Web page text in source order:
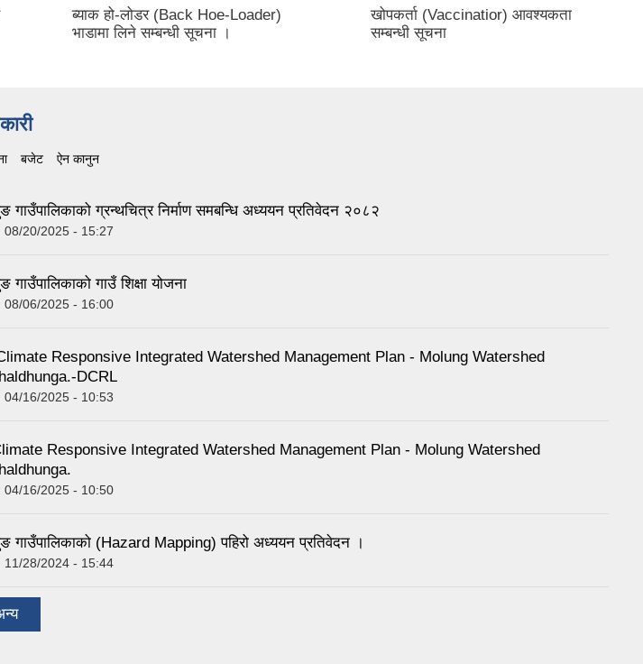
ब्याक हो-लोडर (Back Hoe-Loader)
भाडामा लिने सम्बन्धी सूचना ।
खोपकर्ता (Vaccinatior) आवश्यकता
सम्बन्धी सूचना
(active tab)
बजेट ऐन कानुन
गाउँपालिकाको ग्रन्थचित्र निर्माण समबन्धि अध्ययन प्रतिवेदन २०८२
08/20/2025 - 15:27
गाउँपालिकाको गाउँ शिक्षा योजना
08/06/2025 - 16:00
Responsive Integrated Watershed Management Plan - Molung Watershed
DCRL
04/16/2025 - 10:53
Responsive Integrated Watershed Management Plan - Molung Watershed
04/16/2025 - 10:50
गाउँपालिकाको (Hazard Mapping) पहिरो अध्ययन प्रतिवेदन ।
11/28/2024 - 15:44